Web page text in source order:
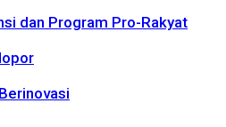
dan Program Pro-Rakyat